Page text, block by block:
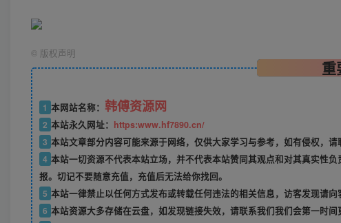
© 版权声明
重
1 本网站名称： 韩傅资源网
2 本站永久网址： https:www.hf7890.cn/
3 本站文章部分内容可能来源于网络，仅供大家学习与参考，如有侵权，请
4 本站一切资源不代表本站立场，并不代表本站赞同其观点和对其真实性
报。切记不要随意充值，充值后无法给你找回。
5 本站一律禁止以任何方式发布或转载任何违法的相关信息，访客发现请向
6 本站资源大多存储在云盘，如发现链接失效，请联系我们我们会第一时间